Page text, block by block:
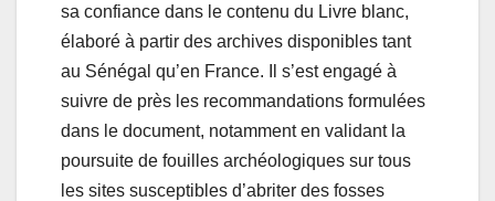
sa confiance dans le contenu du Livre blanc,
élaboré à partir des archives disponibles tant
au Sénégal qu’en France. Il s’est engagé à
suivre de près les recommandations formulées
dans le document, notamment en validant la
poursuite de fouilles archéologiques sur tous
les sites susceptibles d’abriter des fosses